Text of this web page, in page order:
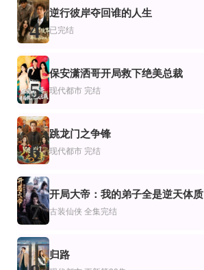
烬余香
团宠锦鲤喵，您的首席铲屎官来啦！
跟踪狂翻车后反被病娇缠上了
全集完结
全集完结
正片
4
逆行彼岸夺回谁的人生
已完结
5
保安潇洒哥开局救下绝美总裁
现代都市 完结
6
跳龙门之争锋
现代都市 完结
7
开局大帝：我的弟子全是逆天体质
古装仙侠 全集完结
归路